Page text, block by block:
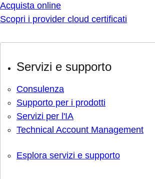
Acquista online
Scopri i provider cloud certificati
Servizi e supporto
Consulenza
Supporto per i prodotti
Servizi per l'IA
Technical Account Management
Esplora servizi e supporto